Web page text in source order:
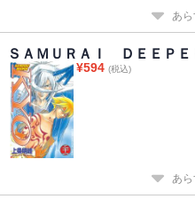
あ
ＳＡＭＵＲＡＩ ＤＥＥＰ
¥594 (税込)
あ